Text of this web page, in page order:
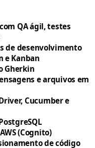
QA ágil, testes
de desenvolvimento
e Kanban
Gherkin
e arquivos em
Cucumber e
(Cognito)
de código